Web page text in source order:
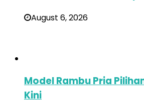
August 6, 2026
Model Rambu Pria
Kini